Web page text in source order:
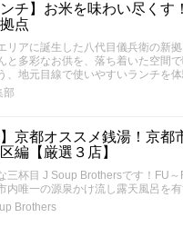
ンチ】お米を味わい尽く
点
リアに誕生した八代目儀兵衛の新
と多彩なお供を、落ち着いた空間
、地元目線で使いやすいランチを体
部
】京都オススメ銭湯！京都
編【厳選３店】
三杯目 J Soup Brothersです！FU
内唯一の源泉かけ流し露天風呂を
Brothers